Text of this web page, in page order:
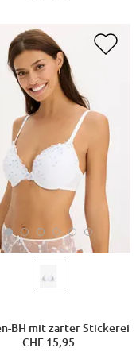
BH mit zarter Stickerei
CHF 15,95